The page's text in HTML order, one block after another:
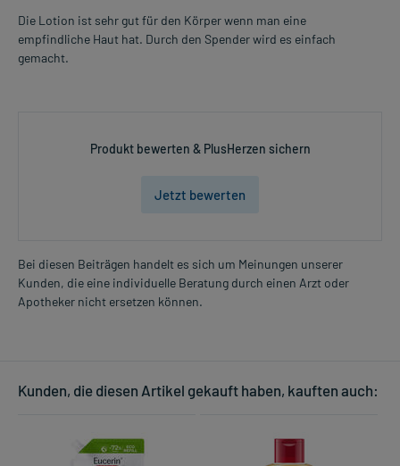
Die Lotion ist sehr gut für den Körper wenn man eine
empfindliche Haut hat. Durch den Spender wird es einfach
gemacht.
Produkt bewerten & PlusHerzen sichern
Jetzt bewerten
Bei diesen Beiträgen handelt es sich um Meinungen unserer
Kunden, die eine individuelle Beratung durch einen Arzt oder
Apotheker nicht ersetzen können.
Kunden, die diesen Artikel gekauft haben, kauften auch: